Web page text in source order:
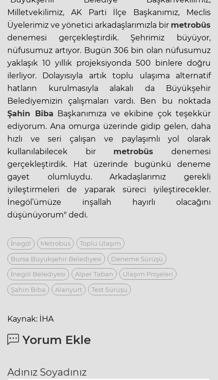
Milletvekilimiz, AK Parti İlçe Başkanımız, Meclis
Üyelerimiz ve yönetici arkadaşlarımızla bir metrobüs
denemesi gerçekleştirdik. Şehrimiz büyüyor,
nüfusumuz artıyor. Bugün 306 bin olan nüfusumuz
yaklaşık 10 yıllık projeksiyonda 500 binlere doğru
ilerliyor. Dolayısıyla artık toplu ulaşıma alternatif
hatların kurulmasıyla alakalı da Büyükşehir
Belediyemizin çalışmaları vardı. Ben bu noktada
Şahin Biba Başkanımıza ve ekibine çok teşekkür
ediyorum. Ana omurga üzerinde gidip gelen, daha
hızlı ve seri çalışan ve paylaşımlı yol olarak
kullanılabilecek bir metrobüs denemesi
gerçekleştirdik. Hat üzerinde bugünkü deneme
gayet olumluydu. Arkadaşlarımız gerekli
iyileştirmeleri de yaparak süreci iyileştirecekler.
İnegöl’ümüze inşallah hayırlı olacağını
düşünüyorum" dedi.
İnegöl Metrobüs
Toplu Ulaşım
Bursa Büyükşehir Belediyesi
Deneme Sürüşü
İnegöl Belediyesi
Alper Taban
Ulaşım Projeleri
Şahin Biba
Alanyurt Test Sürüşü
Kaynak: İHA
Yorum Ekle
Adınız Soyadınız